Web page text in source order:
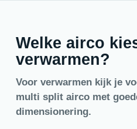
Welke airco
verwarmen?
Voor verwarmen kijk je
multi split airco met
dimensionering.